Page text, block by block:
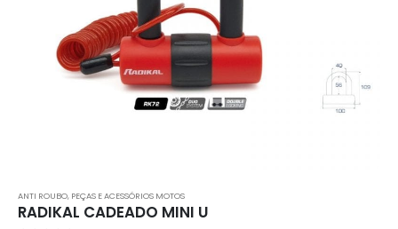
ANTI ROUBO, PEÇAS E ACESSÓRIOS MOTOS
RADIKAL CADEADO MINI U